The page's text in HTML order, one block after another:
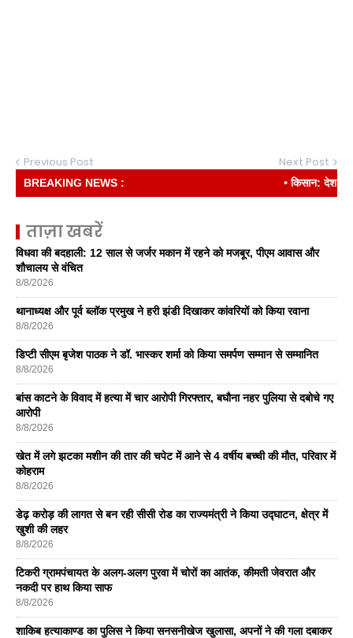
Previous Post Next Post
BREAKING NEWS : • किसान: देश की रीढ़
ताज़ा खबरें
विधवा की बदहाली: 12 साल से जर्जर मकान में रहने को मजबूर, पीएम आवास और
शौचालय से वंचित
8/8/2026
थानाध्यक्ष और पूर्व ब्लॉक प्रमुख ने हरी झंडी दिखाकर कांवरियों को किया रवाना
8/8/2026
डिप्टी सीएम बृजेश पाठक ने डॉ. भास्कर शर्मा को किया समर्पण सम्मान से सम्मानित
8/8/2026
बांस काटने के विवाद में हत्या में चार आरोपी गिरफ्तार, बघौना नहर पुलिया से दबोचे गए
आरोपी
8/8/2026
खेत में लगे झटका मशीन की तार की चपेट में आने से 4 वर्षीय बच्ची की मौत, परिवार में
कोहराम
8/8/2026
डेढ़ करोड़ की लागत से बन रही सीसी रोड का राज्यमंत्री ने किया उद्घाटन, क्षेत्र में
खुशी की लहर
8/8/2026
टिकरी ग्रामपंचायत के अलग-अलग पुरवा में चोरों का आतंक, कीमती जेवरात और
नकदी पर हाथ किया साफ
8/8/2026
शाकिब हत्याकाण्ड का पुलिस ने किया सनसनीखेज खुलासा, अपनों ने की गला दबाकर